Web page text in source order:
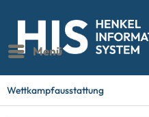
Menü
Wettkampfausstattung